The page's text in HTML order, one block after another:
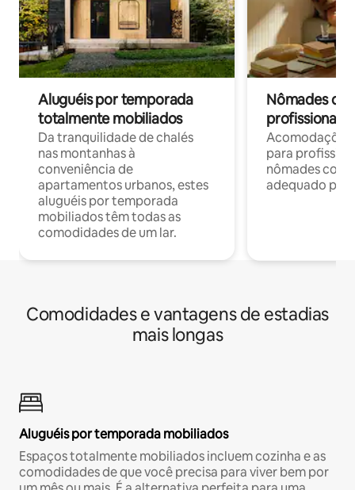
Aluguéis por temporada
totalmente mobiliados
Da tranquilidade de chalés
nas montanhas à
conveniência de
apartamentos urbanos, estes
aluguéis por temporada
mobiliados têm todas as
comodidades de um lar.
Nômades
profissionais
para
nômades com
adequado
Comodidades e vantagens de estadias
mais longas
Aluguéis por temporada mobiliados
Espaços totalmente mobiliados incluem cozinha e as
comodidades de que você precisa para viver bem por